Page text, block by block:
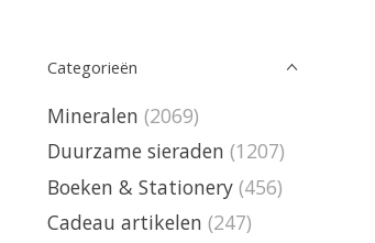
Categorieën
Mineralen (2069)
Duurzame sieraden (1207)
Boeken & Stationery (456)
Cadeau artikelen (247)